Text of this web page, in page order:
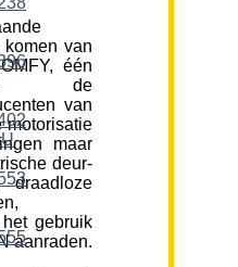
van
één
de
van
motorisatie
maar
deur-
gebruik
aanraden.